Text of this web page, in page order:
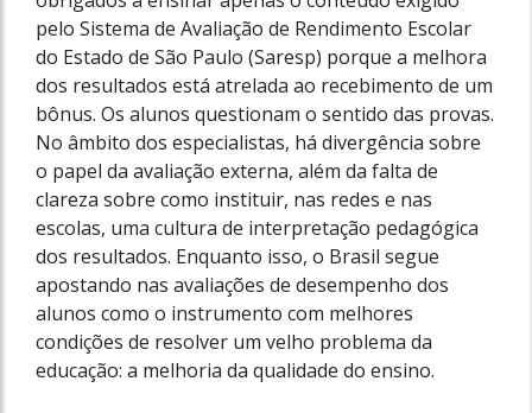
pelo Sistema de Avaliação de Rendimento Escolar
do Estado de São Paulo (Saresp) porque a melhora
dos resultados está atrelada ao recebimento de um
bônus. Os alunos questionam o sentido das provas.
No âmbito dos especialistas, há divergência sobre
o papel da avaliação externa, além da falta de
clareza sobre como instituir, nas redes e nas
escolas, uma cultura de interpretação pedagógica
dos resultados. Enquanto isso, o Brasil segue
apostando nas avaliações de desempenho dos
alunos como o instrumento com melhores
condições de resolver um velho problema da
educação: a melhoria da qualidade do ensino.